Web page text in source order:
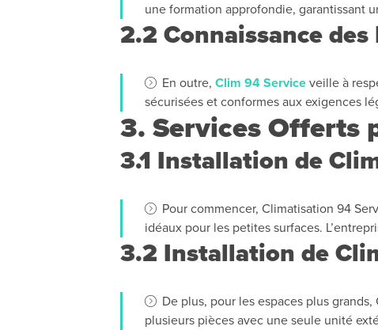
une formation approfondie, garantissant
2.2 Connaissance
En outre, Clim 94 Service veille à
sécurisées et conformes aux exigences
3. Services Offerts
3.1 Installation de
Pour commencer, Climatisation 94
idéaux pour les petites surfaces.
3.2 Installation de
De plus, pour les espaces plus
plusieurs pièces avec une seule unité